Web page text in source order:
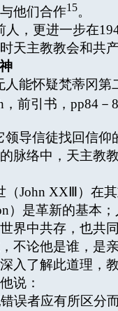
他们合作15。
，更进一步在
天主教教会和共
人能怀疑梵蒂冈
前引书，pp84－
领导信徒找回信
脉络中，天主教
John XXⅢ）在
）是革新的基本
界中共存，也共
，不论他是谁，
入了解此道理，
说：
者应有所区分而